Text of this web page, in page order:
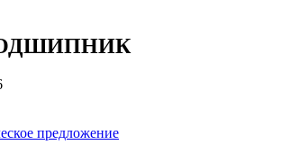
предложение